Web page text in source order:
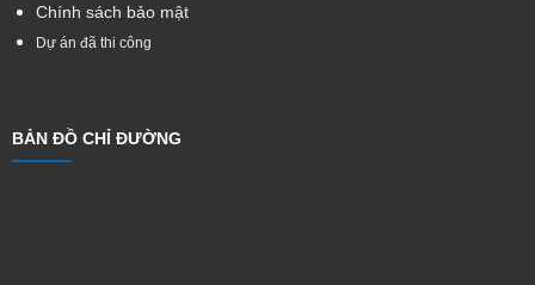
Chính sách bảo mật
Dự án đã thi công
BẢN ĐỒ CHỈ ĐƯỜNG